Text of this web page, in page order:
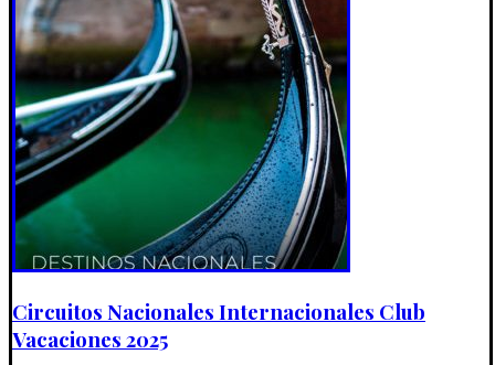
Circuitos Nacionales Internacionales Club
Vacaciones 2025